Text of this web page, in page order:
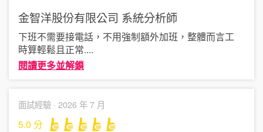
金智洋股份有限公司 系統分析師
下班不需要接電話，不用強制額外加班，整體而言工
時算輕鬆且正常....
閱讀更多並解鎖
面試經驗 · 2026 年 7 月
5.0 分